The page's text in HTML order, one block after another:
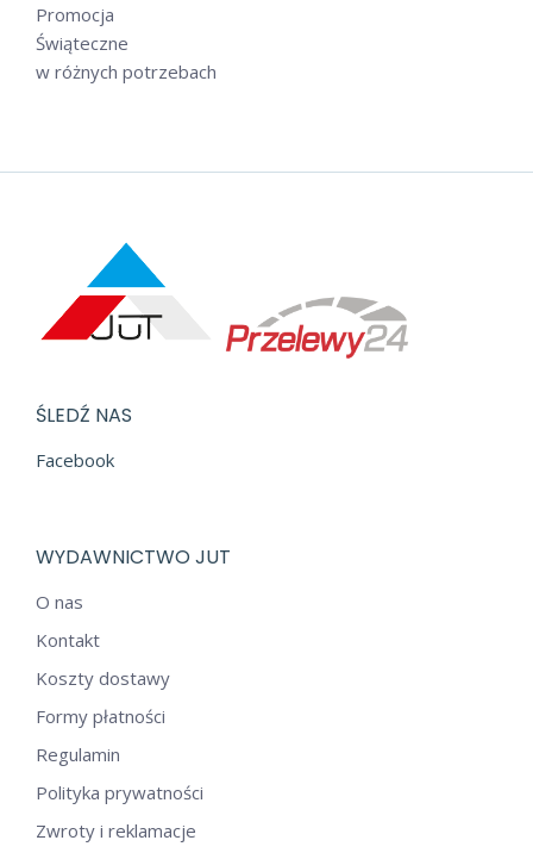
Promocja
Świąteczne
w różnych potrzebach
ŚLEDŹ NAS
Facebook
WYDAWNICTWO JUT
O nas
Kontakt
Koszty dostawy
Formy płatności
Regulamin
Polityka prywatności
Zwroty i reklamacje